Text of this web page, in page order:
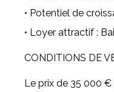
• Potentiel de
• Loyer attractif :
CONDITIONS DE
Le prix de 35 000 €